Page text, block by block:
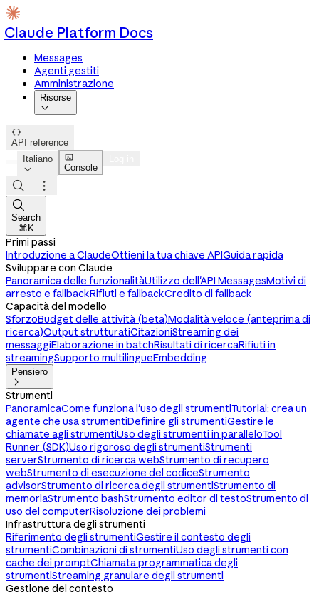
Claude Platform Docs
Messages
Agenti gestiti
Amministrazione
Risorse


API reference
Italiano


Console



Search
⌘K
Primi passi
Introduzione a ClaudeOttieni la tua chiave APIGuida rapida
Sviluppare con Claude
Panoramica delle funzionalitàUtilizzo dell'API MessagesMotivi di
arresto e fallbackRifiuti e fallbackCredito di fallback
Capacità del modello
SforzoBudget delle attività (beta)Modalità veloce (anteprima di
ricerca)Output strutturatiCitazioniStreaming dei
messaggiElaborazione in batchRisultati di ricercaRifiuti in
streamingSupporto multilingueEmbedding
Pensiero

Strumenti
PanoramicaCome funziona l'uso degli strumentiTutorial: crea un
agente che usa strumentiDefinire gli strumentiGestire le
chiamate agli strumentiUso degli strumenti in paralleloTool
Runner (SDK)Uso rigoroso degli strumentiStrumenti
serverStrumento di ricerca webStrumento di recupero
webStrumento di esecuzione del codiceStrumento
advisorStrumento di ricerca degli strumentiStrumento di
memoriaStrumento bashStrumento editor di testoStrumento di
uso del computerRisoluzione dei problemi
Infrastruttura degli strumenti
Riferimento degli strumentiGestire il contesto degli
strumentiCombinazioni di strumentiUso degli strumenti con
cache dei promptChiamata programmatica degli
strumentiStreaming granulare degli strumenti
Gestione del contesto